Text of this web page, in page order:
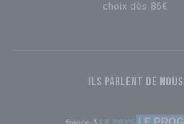
choix dès 86€
ILS PARLENT DE NOUS